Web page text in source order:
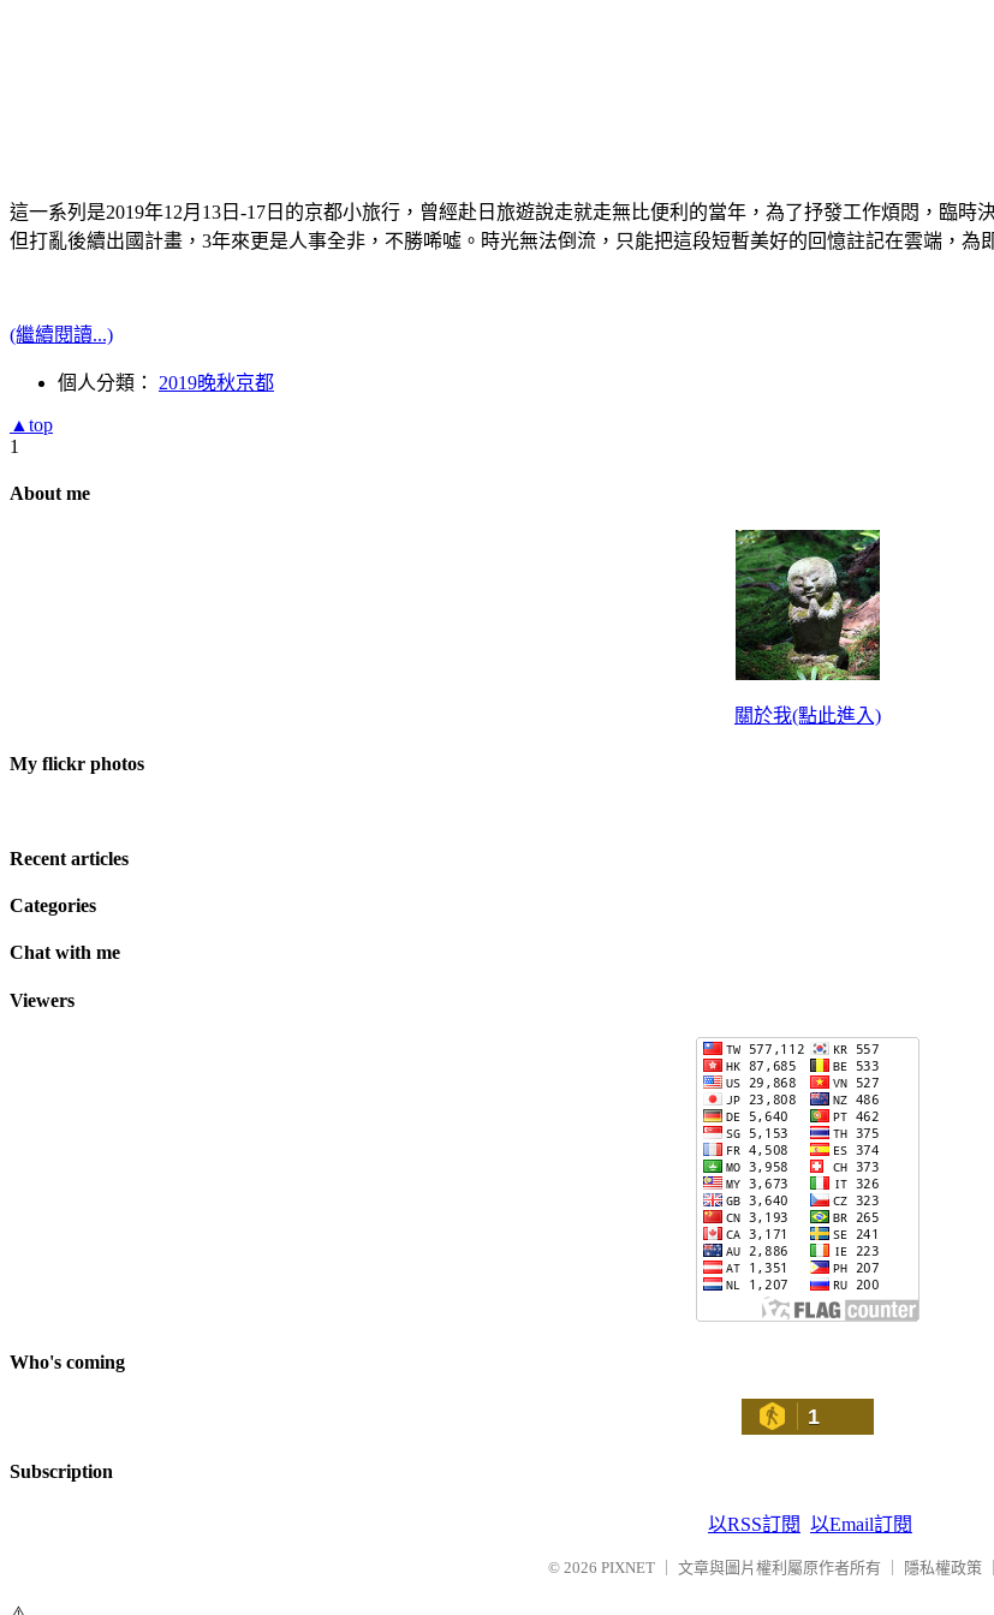
這一系列是2019年12月13日-17日的京都小旅行，曾經赴日旅遊說走就走無比便利的當年，為了抒發工作煩悶，臨
但打亂後續出國計畫，3年來更是人事全非，不勝唏噓。時光無法倒流，只能把這段短暫美好的回憶註記在雲端，為
(繼續閱讀...)
個人分類： 2019晚秋京都
▲top
1
About me
關於我(點此進入)
My flickr photos
Recent articles
Categories
Chat with me
Viewers
Who's coming
1
Subscription
以RSS訂閱 以Email訂閱
© 2026 PIXNET 文章與圖片權利屬原作者所有 隱私權政策